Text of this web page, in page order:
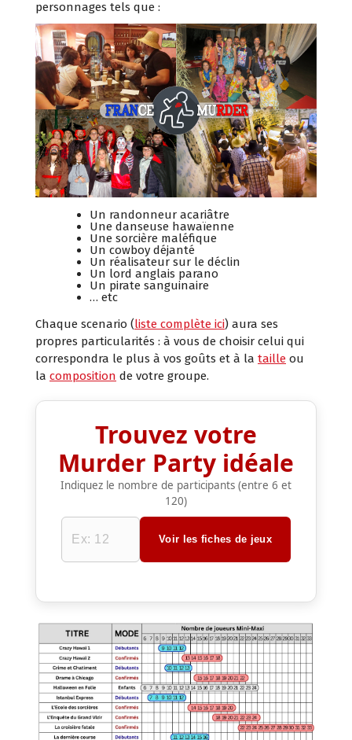
personnages tels que :
Un randonneur acariâtre
Une danseuse hawaïenne
Une sorcière maléfique
Un cowboy déjanté
Un réalisateur sur le déclin
Un lord anglais parano
Un pirate sanguinaire
… etc
Chaque scenario (liste complète ici) aura ses
propres particularités : à vous de choisir celui qui
correspondra le plus à vos goûts et à la taille ou
la composition de votre groupe.
Trouvez votre
Murder Party idéale
Indiquez le nombre de participants (entre 6 et
120)
Voir les fiches de jeux